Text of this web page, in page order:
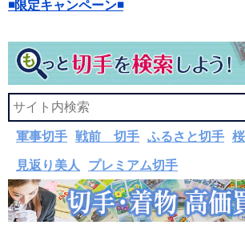
◾️限定キャンペーン◾️
軍事切手 戦前 切手 ふるさと切手
見返り美人 プレミアム切手